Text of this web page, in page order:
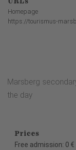
Homepage
https://tourismus-
Marsberg
the day
Prices
Free admission: 0 €